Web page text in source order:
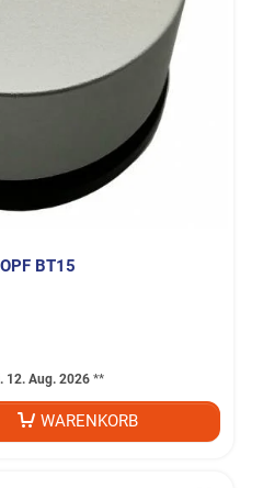
BT15
12. Aug. 2026 **
WARENKORB